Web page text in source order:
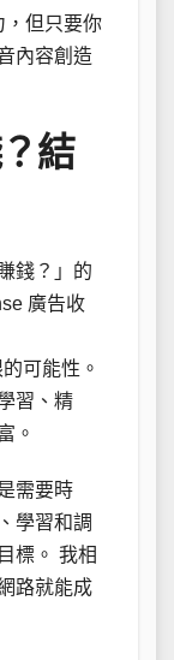
，但只要你
內容創造
結
錢？」的
廣告收
可能性。
習、精
。
需要時
學習和調
標。 我相
路就能成